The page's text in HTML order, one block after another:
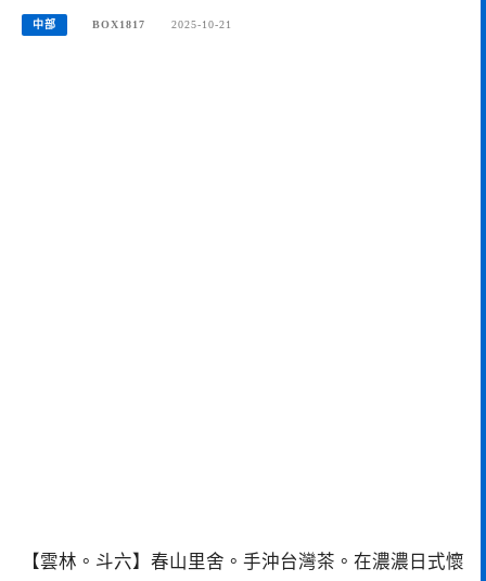
中部 BOX1817 2025-10-21
【雲林。斗六】春山里舍。手沖台灣茶。在濃濃日式懷